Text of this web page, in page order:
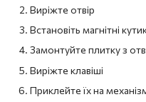
Виріжте отвір
Встановіть магнітні
Замонтуйте плитку з
Виріжте клавіші
Приклейте їх на